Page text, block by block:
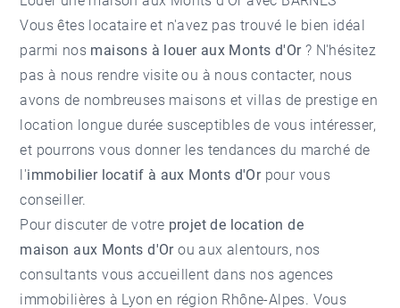
Vous êtes locataire et n'avez pas trouvé le bien idéal
parmi nos maisons à louer aux Monts d'Or? N'hésitez
pas à nous rendre visite ou à nous contacter, nous
avons de nombreuses maisons et villas de prestige en
location longue durée susceptibles de vous intéresser,
et pourrons vous donner les tendances du marché de
l'immobilier locatif à aux Monts d'Orpour vous
conseiller.
Pour discuter de votre projet de location de
maison aux Monts d'Orou aux alentours, nos
consultants vous accueillent dans nos agences
immobilières à Lyon en région Rhône-Alpes. Vous